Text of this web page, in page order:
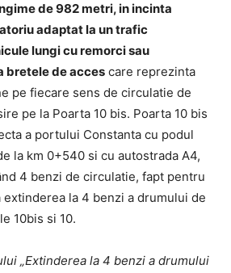
de 982 metri, in incinta
adaptat la un trafic
lungi cu remorci sau
bretele de acces care reprezinta
pe fiecare sens de circulatie de
pe la Poarta 10 bis. Poarta 10 bis
a portului Constanta cu podul
la km 0+540 si cu autostrada A4,
4 benzi de circulatie, fapt pentru
la 4 benzi a drumului de
10bis si 10.
„Extinderea la 4 benzi a drumului